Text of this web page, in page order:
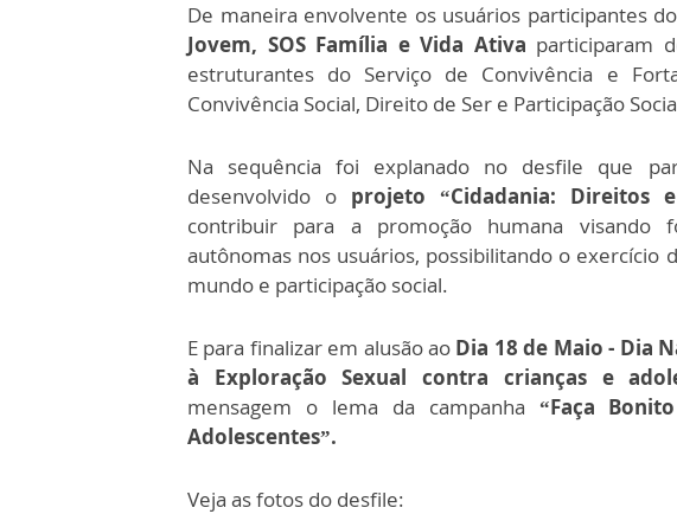
De maneira envolvente os usuários participantes
Jovem, SOS Família e Vida Ativa participaram
estruturantes do Serviço de Convivência e
Convivência Social, Direito de Ser e Participação
Na sequência foi explanado no desfile que
desenvolvido oprojeto “Cidadania: Direitos e
contribuir para a promoção humana visando
autônomas nos usuários, possibilitando o exercício
mundo e participação social.
E para finalizar em alusão ao Dia 18 de Maio - Dia
à Exploração Sexual contra crianças e
mensagem o lema da campanha “Faça
Adolescentes”.
Veja as fotos do desfile: